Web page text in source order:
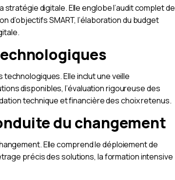
digitale. Elle englobe l’audit complet de
d’objectifs SMART, l’élaboration du budget
Elle inclut une veille
disponibles, l’évaluation rigoureuse des
technique et financière des choix retenus.
du changement
Elle comprend le déploiement de
précis des solutions, la formation intensive